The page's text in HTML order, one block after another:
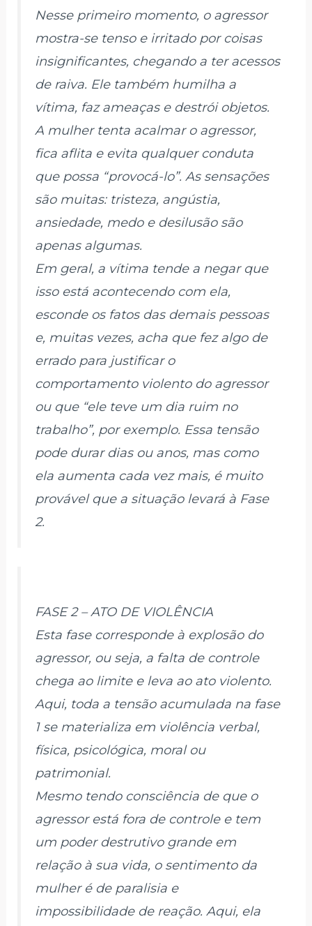
Nesse primeiro momento, o agressor
mostra-se tenso e irritado por coisas
insignificantes, chegando a ter acessos
de raiva. Ele também humilha a
vítima, faz ameaças e destrói objetos.
A mulher tenta acalmar o agressor,
fica aflita e evita qualquer conduta
que possa “provocá-lo”. As sensações
são muitas: tristeza, angústia,
ansiedade, medo e desilusão são
apenas algumas.
Em geral, a vítima tende a negar que
isso está acontecendo com ela,
esconde os fatos das demais pessoas
e, muitas vezes, acha que fez algo de
errado para justificar o
comportamento violento do agressor
ou que “ele teve um dia ruim no
trabalho”, por exemplo. Essa tensão
pode durar dias ou anos, mas como
ela aumenta cada vez mais, é muito
provável que a situação levará à Fase
2.
FASE 2 – ATO DE VIOLÊNCIA
Esta fase corresponde à explosão do
agressor, ou seja, a falta de controle
chega ao limite e leva ao ato violento.
Aqui, toda a tensão acumulada na fase
1 se materializa em violência verbal,
física, psicológica, moral ou
patrimonial.
Mesmo tendo consciência de que o
agressor está fora de controle e tem
um poder destrutivo grande em
relação à sua vida, o sentimento da
mulher é de paralisia e
impossibilidade de reação. Aqui, ela